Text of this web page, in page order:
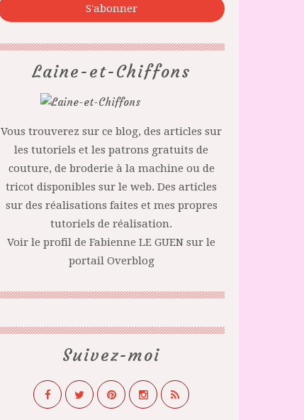
Laine-et-Chiffons
Vous trouverez sur ce blog, des articles sur
les tutoriels et les patrons gratuits de
couture, de broderie à la machine ou de
tricot disponibles sur le web. Des articles
sur des réalisations faites et mes propres
tutoriels de réalisation.
Voir le profil de Fabienne LE GUEN sur le
portail Overblog
Suivez-moi